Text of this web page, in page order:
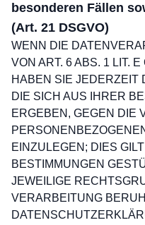
besonderen Fällen
(Art. 21 DSGVO)
WENN DIE
VON ART. 6 ABS. 1 LIT.
HABEN SIE JEDERZEIT
DIE SICH AUS IHRER
ERGEBEN, GEGEN DIE
EINZULEGEN; DIES
BESTIMMUNGEN
JEWEILIGE
VERARBEITUNG